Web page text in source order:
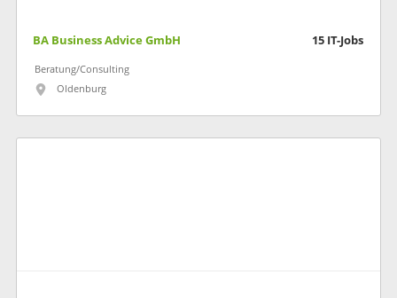
BA Business Advice GmbH 15 IT-Jobs
Beratung/Consulting
Oldenburg